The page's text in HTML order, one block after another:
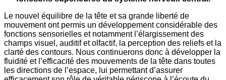
Le nouvel équilibre de la tête et sa grande liberté de
mouvement ont permis un développement considérable des
fonctions sensorielles et notamment l’élargissement des
champs visuel, auditif et olfactif, la perception des reliefs et la
clarté des contours. Nous continuerons donc à développer la
fluidité et l’efficacité des mouvements de la tête dans toutes
les directions de l’espace, lui permettant d’assurer